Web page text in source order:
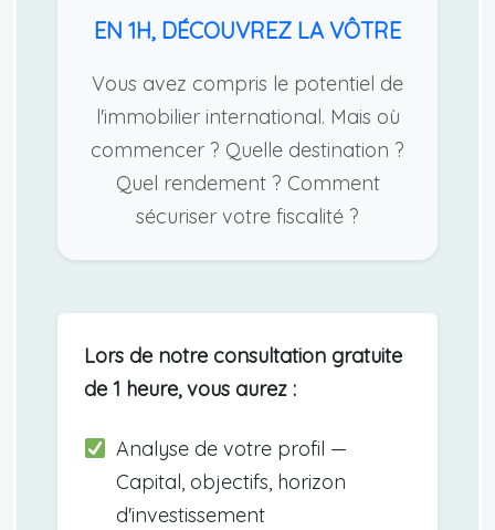
EN 1H, DÉCOUVREZ LA VÔTRE
Vous avez compris le potentiel de
l'immobilier international. Mais où
commencer ? Quelle destination ?
Quel rendement ? Comment
sécuriser votre fiscalité ?
Lors de notre consultation gratuite
de 1 heure, vous aurez :
Analyse de votre profil —
Capital, objectifs, horizon
d'investissement